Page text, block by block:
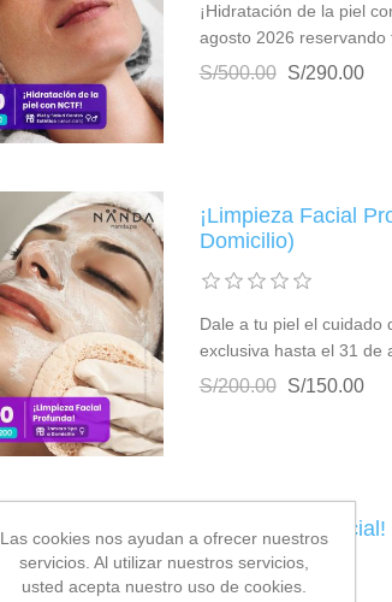
¡Hidratación de la piel
agosto 2026 reservando
S/500.00 S/290.00
¡Limpieza Facial
Domicilio)
Dale a tu piel el cuidado
exclusiva hasta el 31 de
S/200.00 S/150.00
¡Hidratación
Las cookies nos ayudan a ofrecer nuestros
servicios. Al utilizar nuestros servicios,
usted acepta nuestro uso de cookies.